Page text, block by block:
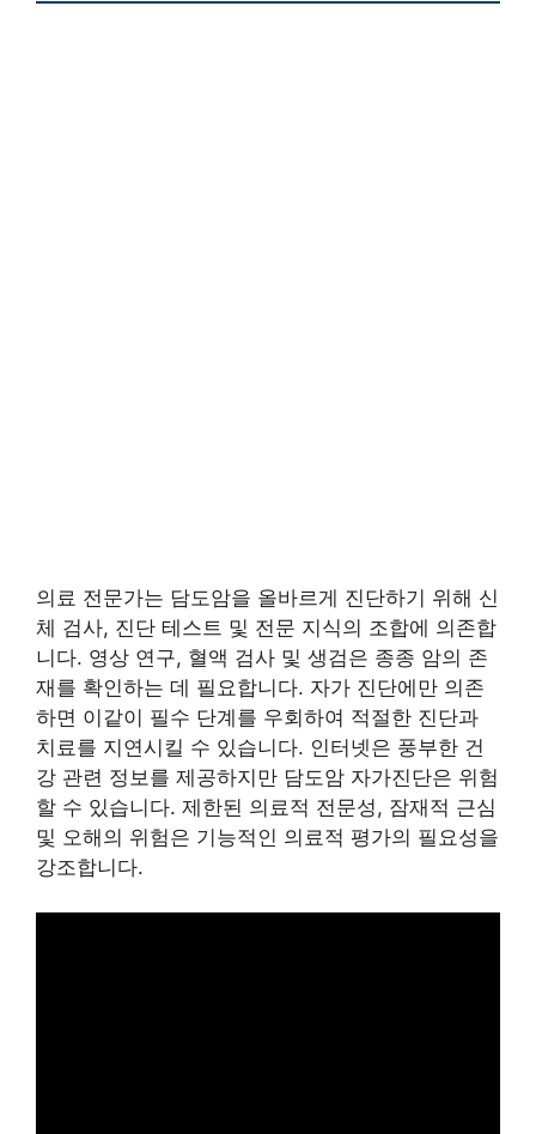
의료 전문가는 담도암을 올바르게 진단하기 위해 신
체 검사, 진단 테스트 및 전문 지식의 조합에 의존합
니다. 영상 연구, 혈액 검사 및 생검은 종종 암의 존
재를 확인하는 데 필요합니다. 자가 진단에만 의존
하면 이같이 필수 단계를 우회하여 적절한 진단과
치료를 지연시킬 수 있습니다. 인터넷은 풍부한 건
강 관련 정보를 제공하지만 담도암 자가진단은 위험
할 수 있습니다. 제한된 의료적 전문성, 잠재적 근심
및 오해의 위험은 기능적인 의료적 평가의 필요성을
강조합니다.